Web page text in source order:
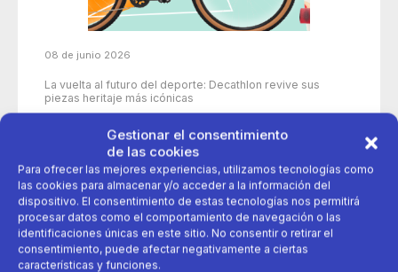
Gestionar el consentimiento
de las cookies
Para ofrecer las mejores experiencias, utilizamos tecnologías como
las cookies para almacenar y/o acceder a la información del
dispositivo. El consentimiento de estas tecnologías nos permitirá
procesar datos como el comportamiento de navegación o las
identificaciones únicas en este sitio. No consentir o retirar el
consentimiento, puede afectar negativamente a ciertas
características y funciones.
08 de junio 2026
La vuelta al futuro del deporte: Decathlon revive sus
piezas heritaje más icónicas
50 años aniversario
deporte Productos icónicos